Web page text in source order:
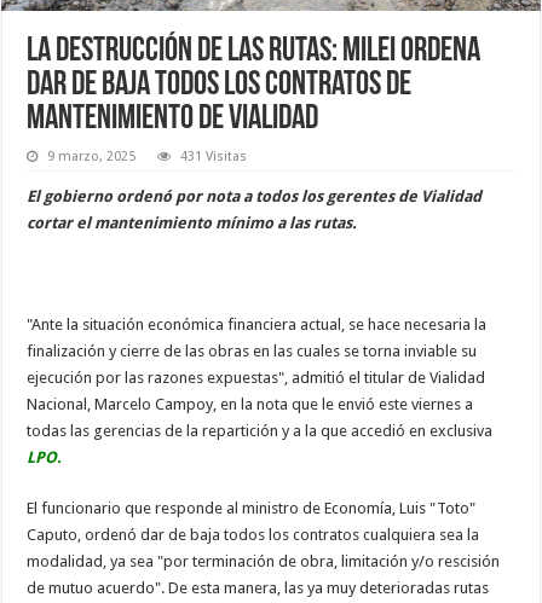
La destrucción de las rutas: Milei ordena
dar de baja todos los contratos de
mantenimiento de Vialidad
9 marzo, 2025 431 Visitas
El gobierno ordenó por nota a todos los gerentes de Vialidad
cortar el mantenimiento mínimo a las rutas.
"Ante la situación económica financiera actual, se hace necesaria la
finalización y cierre de las obras en las cuales se torna inviable su
ejecución por las razones expuestas", admitió el titular de Vialidad
Nacional, Marcelo Campoy, en la nota que le envió este viernes a
todas las gerencias de la repartición y a la que accedió en exclusiva
LPO.
El funcionario que responde al ministro de Economía, Luis "Toto"
Caputo, ordenó dar de baja todos los contratos cualquiera sea la
modalidad, ya sea "por terminación de obra, limitación y/o rescisión
de mutuo acuerdo". De esta manera, las ya muy deterioradas rutas